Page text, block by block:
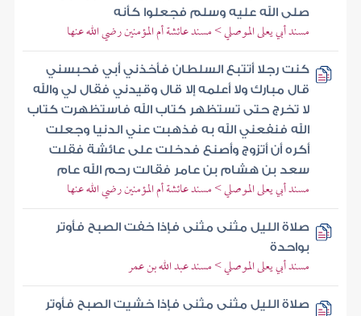
صلى الله عليه وسلم فجعلوا كأنه
مسند أبي يعلى الموصلي > مسند عائشة أم المؤمنين رضي الله عنها
كنت رجلا أتتبع السلطان فأخذني أبي فحبسني
قال مبارك ولا أعلمه إلا قال وقيدني فقال لي والله
لا تخرج حتى تستظهر كتاب الله فاستظهرت كتاب
الله فنفعني الله به فذهبت عني الدنيا وجعلت
أكره أن أتزوج وأصنع فدخلت على عائشة فقلت
سعد بن هشام بن عامر فقالت رحم الله عام
مسند أبي يعلى الموصلي > مسند عائشة أم المؤمنين رضي الله عنها
صلاة الليل مثنى مثنى فإذا خفت الصبح فأوتر
بواحدة
مسند أبي يعلى الموصلي > مسند عبد الله بن عمر
صلاة الليل مثنى مثنى فإذا خشيت الصبح فأوتر